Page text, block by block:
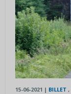
15-06-2021 | BILLET ,